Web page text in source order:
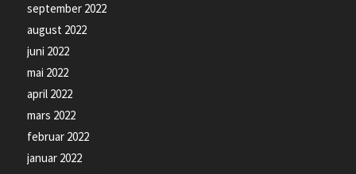
september 2022
august 2022
juni 2022
mai 2022
april 2022
mars 2022
februar 2022
januar 2022